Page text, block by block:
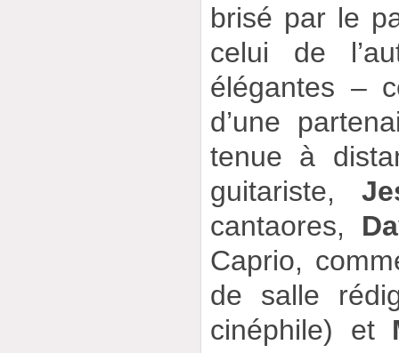
brisé par le
celui de
élégantes –
d’une
tenue à
guitariste,
cantaores,
Caprio,
de salle
cinéphile) et